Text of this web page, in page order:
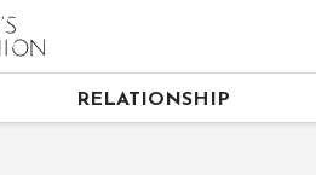
RELATIONSHIP